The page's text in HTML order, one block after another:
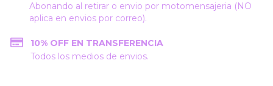
Abonando al retirar o envio por motomensajeria (NO
aplica en envios por correo).
10% OFF EN TRANSFERENCIA
Todos los medios de envios.